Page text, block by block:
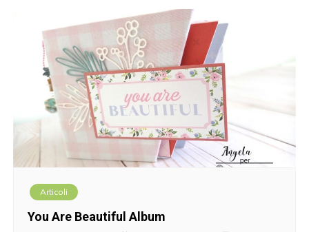
Articoli
You Are Beautiful Album